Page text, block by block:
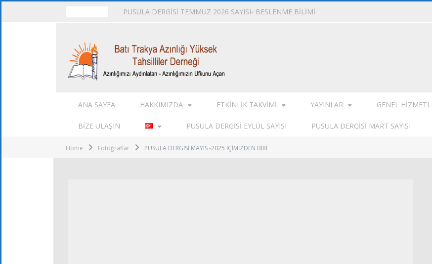
PUSULA DERGİSİ TEMMUZ 2026 SAYISI- BESLENME BİLİMİ
ANA SAYFA HAKKIMIZDA ETKINLIK TAKVIMI YAYINLAR GENEL
BIZE ULAŞIN PUSULA DERGISI EYLÜL SAYISI PUSULA DERGISI MART SAYISI
Home Fotoğraflar PUSULA DERGİSİ MAYIS -2025 İÇİMİZDEN BİRİ